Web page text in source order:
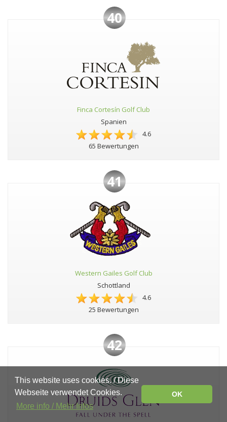
40
Finca Cortesín Golf Club
Spanien
4.6
65 Bewertungen
41
Western Gailes Golf Club
Schottland
4.6
25 Bewertungen
42
This website uses cookies. / Diese
Webseite verwendet Cookies.
More info / Mehr Infos
OK